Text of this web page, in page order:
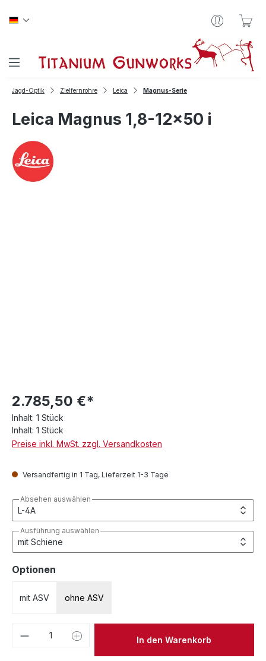
Jagd-Optik Zielfernrohre Leica Magnus-Serie
Leica Magnus 1,8-12x50 i
2.785,50 €*
Inhalt: 1 Stück
Inhalt: 1 Stück
Preise inkl. MwSt. zzgl. Versandkosten
Versandfertig in 1 Tag, Lieferzeit 1-3 Tage
Absehen auswählen
Ausführung auswählen
Optionen
mit ASV ohne ASV
Produkt Anzahl: Gib denIn den Warenkorb